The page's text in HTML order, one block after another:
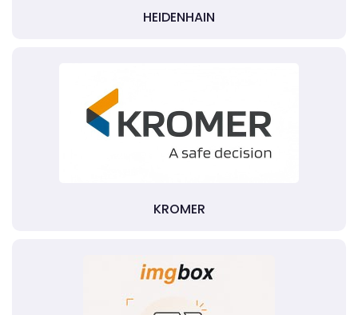
HEIDENHAIN
KROMER